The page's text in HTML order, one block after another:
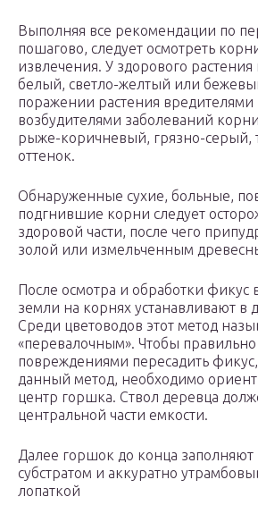
Выполняя все рекомендации по
пошагово, следует осмотреть
извлечения. У здорового
белый, светло-желтый или
поражении растения вредителями
возбудителями заболеваний
рыже-коричневый, грязно-серый,
оттенок.
Обнаруженные сухие, больные,
подгнившие корни следует
здоровой части, после чего
золой или измельченным
После осмотра и обработки фикус
земли на корнях устанавливают в
Среди цветоводов этот метод
«перевалочным». Чтобы
повреждениями пересадить фикус,
данный метод, необходимо
центр горшка. Ствол деревца
центральной части емкости.
Далее горшок до конца
субстратом и аккуратно
лопаткой